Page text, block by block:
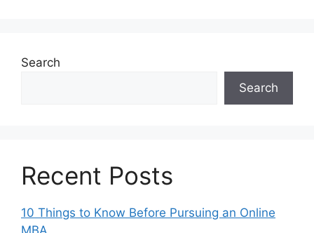
Search
Search
Recent Posts
10 Things to Know Before Pursuing an Online
MBA